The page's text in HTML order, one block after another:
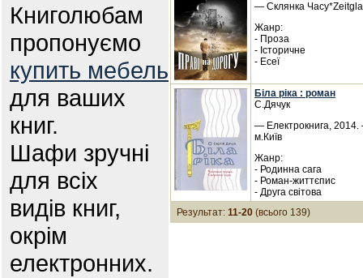
Книголюбам
пропонуємо
купить мебель
для ваших
книг.
Шафи зручні
для всіх
видів книг,
окрім
електронних.
— Склянка
Жанр:
- Проза
- Історичне
- Есеї
Біла ріка : роман
С.Дячук
— Електрокнига,
м.Київ
Жанр:
- Родинна сага
- Роман-життєпис
- Друга світова
Результат: 11-20 (всього 139)